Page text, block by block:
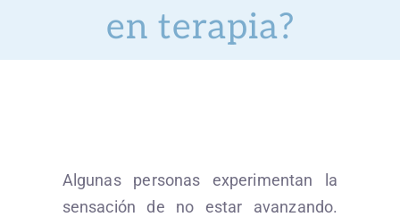
Servicios
Blog
en terapia?
Algunas personas experimentan la
sensación de no estar avanzando.